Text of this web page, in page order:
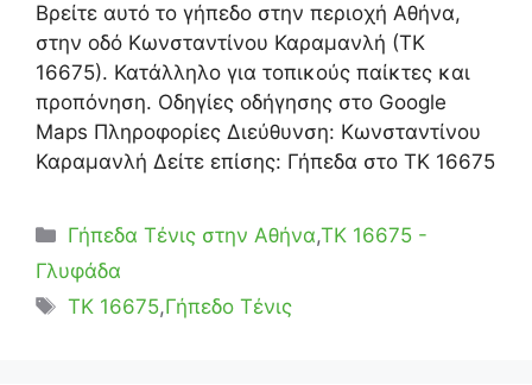
Βρείτε αυτό το γήπεδο στην περιοχή Αθήνα,
στην οδό Κωνσταντίνου Καραμανλή (ΤΚ
16675). Κατάλληλο για τοπικούς παίκτες και
προπόνηση. Οδηγίες οδήγησης στο Google
Maps Πληροφορίες Διεύθυνση: Κωνσταντίνου
Καραμανλή Δείτε επίσης: Γήπεδα στο ΤΚ 16675
Κατηγορίες
Γήπεδα Τένις στην Αθήνα,ΤΚ 16675 -
Γλυφάδα
Ετικέτες
TK 16675,Γήπεδο Τένις